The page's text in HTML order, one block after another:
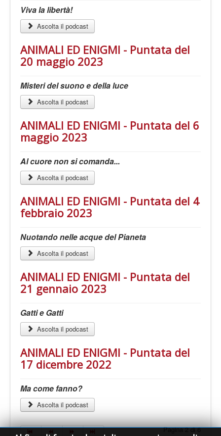
Viva la libertà!
Ascolta il podcast
ANIMALI ED ENIGMI - Puntata del
20 maggio 2023
Misteri del suono e della luce
Ascolta il podcast
ANIMALI ED ENIGMI - Puntata del 6
maggio 2023
Al cuore non si comanda...
Ascolta il podcast
ANIMALI ED ENIGMI - Puntata del 4
febbraio 2023
Nuotando nelle acque del Pianeta
Ascolta il podcast
ANIMALI ED ENIGMI - Puntata del
21 gennaio 2023
Gatti e Gatti
Ascolta il podcast
ANIMALI ED ENIGMI - Puntata del
17 dicembre 2022
Ma come fanno?
Ascolta il podcast
Pagina 2 di 6